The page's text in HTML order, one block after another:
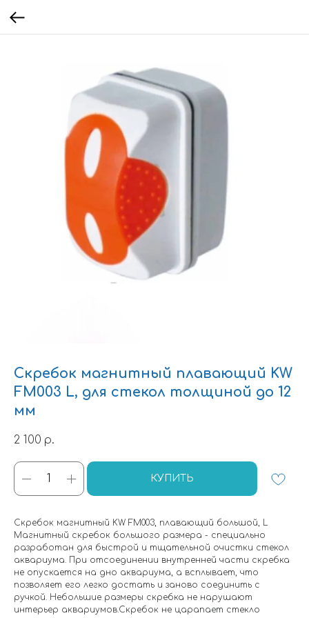
Скребок магнитный плавающий KW
FM003 L, для стекол толщиной до 12
мм
2 100 р.
КУПИТЬ
Скребок магнитный KW FM003, плавающий большой, L
Магнитный скребок большого размера - специально
разработан для быстрой и тщательной очистки стекол
аквариума. При отсоединении внутренней части скребка
не опускается на дно аквариума, а всплывает, что
позволяет его легко достать и заново соединить с
ручкой. Небольшие размеры скребка не нарушают
интерьер аквариумов.Скребок не царапает стекло